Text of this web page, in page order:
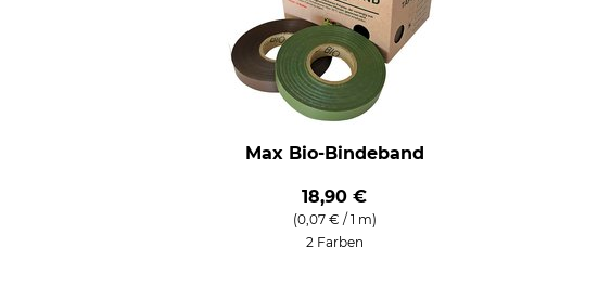
Max Bio-Bindeband
18,90 €
(0,07 € / 1 m)
2 Farben